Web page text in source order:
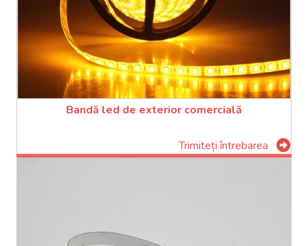
Bandă led de exterior comercială
Trimiteți întrebarea